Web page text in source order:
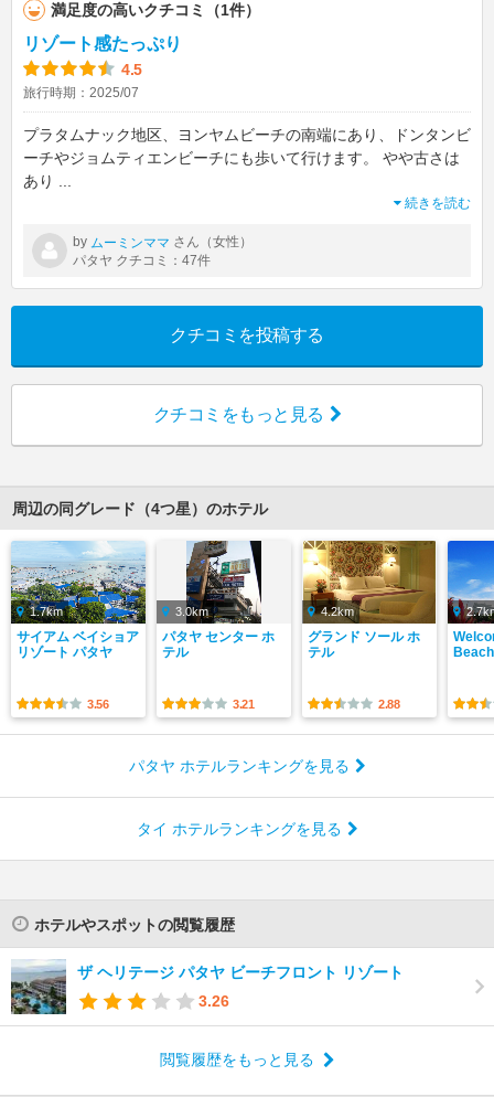
満足度の高いクチコミ（1件）
リゾート感たっぷり
4.5
旅行時期：2025/07
プラタムナック地区、ヨンヤムビーチの南端にあり、ドンタンビ
ーチやジョムティエンビーチにも歩いて行けます。 やや古さは
あり
続きを読む
by ムーミンママ さん（女性）
パタヤ クチコミ：47件
クチコミを投稿する
クチコミをもっと見る
周辺の同グレード（4つ星）のホテル
1.7km
サイアム ベイショア
リゾート パタヤ
3.56
3.0km
パタヤ センター ホ
テル
3.21
4.2km
グランド ソール ホ
テル
2.88
パタヤ ホテルランキングを見る
タイ ホテルランキングを見る
ホテルやスポットの閲覧履歴
ザ ヘリテージ パタヤ ビーチフロント リゾート
3.26
閲覧履歴をもっと見る